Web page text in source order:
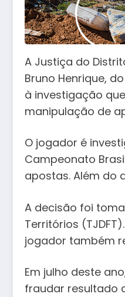
A Justiça do
Bruno Henrique,
à investigação
manipulação de
O jogador é
Campeonato
apostas. Além do
A decisão foi
Territórios
jogador também
Em julho deste
fraudar resultado